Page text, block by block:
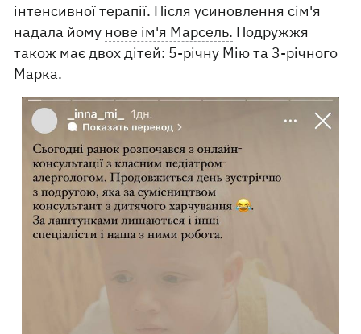
інтенсивної терапії. Після усиновлення сім'я
надала йому нове ім'я Марсель. Подружжя
також має двох дітей: 5-річну Мію та 3-річного
Марка.